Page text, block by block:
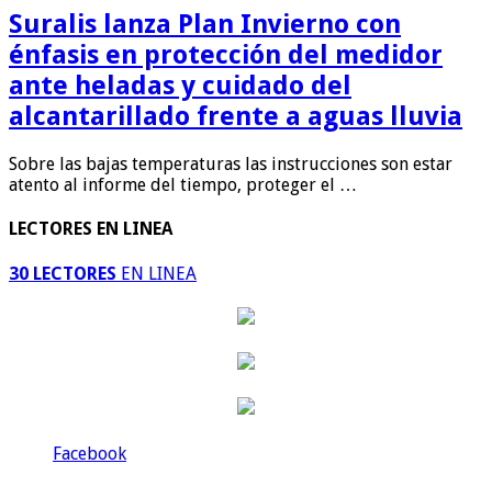
Suralis lanza Plan Invierno con
énfasis en protección del medidor
ante heladas y cuidado del
alcantarillado frente a aguas lluvia
Sobre las bajas temperaturas las instrucciones son estar
atento al informe del tiempo, proteger el …
LECTORES EN LINEA
30 LECTORES EN LINEA
Facebook